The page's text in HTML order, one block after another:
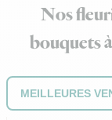
Nos
bouquets